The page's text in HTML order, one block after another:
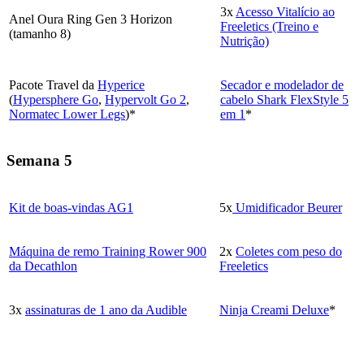
Anel Oura Ring Gen 3 Horizon
(tamanho 8)
3x Acesso Vitalício ao
Freeletics (Treino e
Nutrição)
Pacote Travel da Hyperice
(Hypersphere Go, Hypervolt Go 2,
Normatec Lower Legs)*
Secador e modelador de
cabelo Shark FlexStyle 5
em 1 *
Semana 5
Kit de boas-vindas AG1 5x Umidificador Beurer
Máquina de remo Training Rower 900
da Decathlon
2x Coletes com peso do
Freeletics
3x assinaturas de 1 ano da Audible Ninja Creami Deluxe*